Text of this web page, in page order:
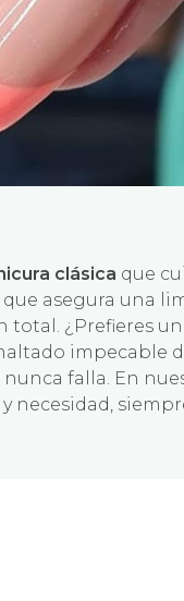
clásica que
que asegura una
¿Prefieres
impecable
nunca falla. En
necesidad,